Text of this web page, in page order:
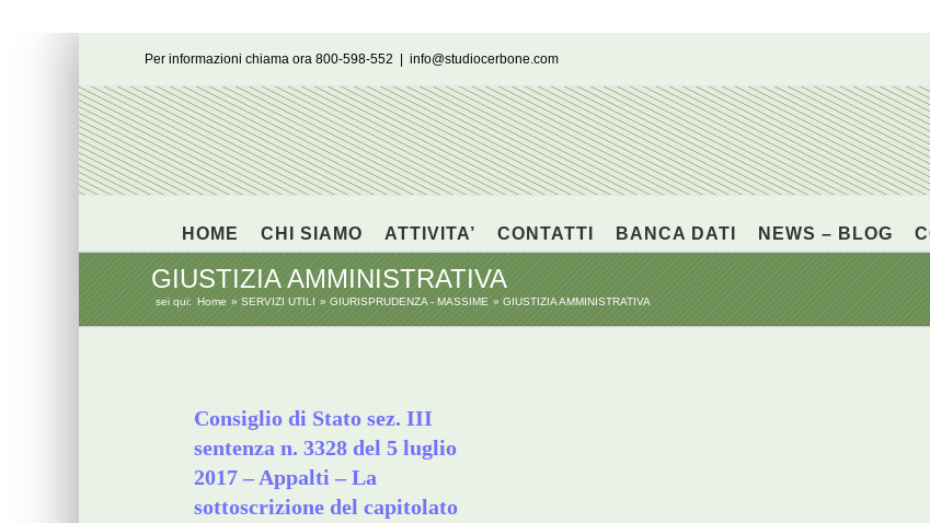
Per informazioni chiama ora 800-598-552 info@studiocerbone.com
HOME CHI SIAMO ATTIVITA’ CONTATTI BANCA DATI NEWS – BLOG
GIUSTIZIA AMMINISTRATIVA
sei qui: Home SERVIZI UTILI GIURISPRUDENZA - MASSIME GIUSTIZIA AMMINISTRATIVA
Consiglio di Stato sez. III
sentenza n. 3328 del 5 luglio
2017 – Appalti – La
sottoscrizione del capitolato